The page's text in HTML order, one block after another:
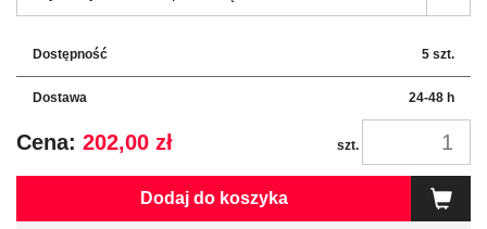
Dostępność 5 szt.
Dostawa 24-48 h
Cena: 202,00 zł szt.
Dodaj do koszyka